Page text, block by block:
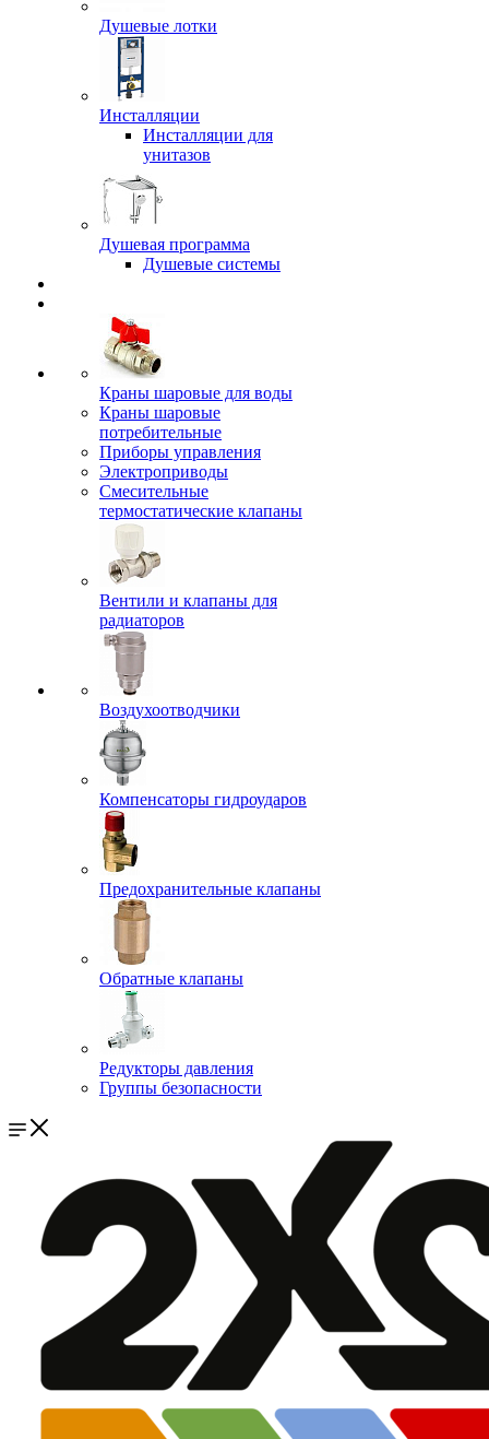
Душевые лотки
Инсталляции
Инсталляции для
унитазов
Душевая программа
Душевые системы
Краны шаровые для воды
Краны шаровые
потребительные
Приборы управления
Электроприводы
Смесительные
термостатические клапаны
Вентили и клапаны для
радиаторов
Воздухоотводчики
Компенсаторы гидроударов
Предохранительные клапаны
Обратные клапаны
Редукторы давления
Группы безопасности